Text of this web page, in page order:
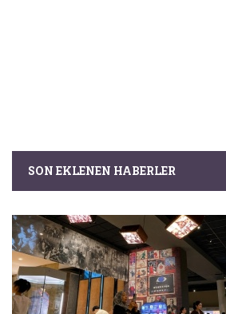
SON EKLENEN HABERLER